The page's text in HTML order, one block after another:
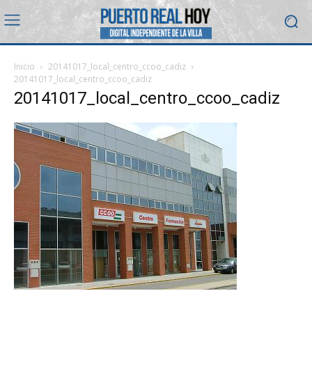
Inicio
20141017_local_centro_ccoo_cadiz
20141017_local_centro_ccoo_cadiz
20141017_local_centro_ccoo_cadiz